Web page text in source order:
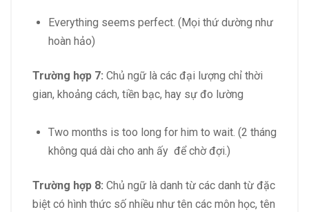
Everything seems perfect. (Mọi thứ dường như
hoàn hảo)
Trường hợp 7: Chủ ngữ là các đại lượng chỉ thời
gian, khoảng cách, tiền bạc, hay sự đo lường
Two months is too long for him to wait. (2 tháng
không quá dài cho anh ấy để chờ đợi.)
Trường hợp 8: Chủ ngữ là danh từ các danh từ đặc
biệt có hình thức số nhiều như tên các môn học, tên